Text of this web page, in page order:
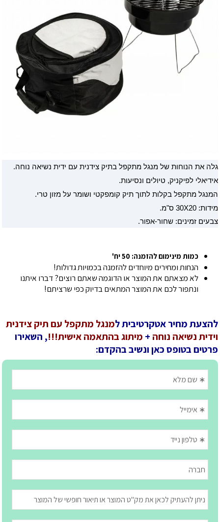
גלה את הנוחות של מנגל מתקפל בתיק צידנית עם ידית נשיאה נוחה.
אידיאלי לפיקניק, טיולים ונסיעות.
המנגל מתקפל בקלות לתוך תיק קומפקטי ושומר על מזון טרי.
מידות:
צבעים זמינים: שחור-אפור.
כמות מינימום להזמנה: 50 יח'
הנחות ומחירים מיוחדים להזמנה בכמויות גדולות!
לא מצאתם את המוצר או הדוגמה שאתם רוצים? דברו איתנו
ונתפור לכם את המוצר המתאים בדיוק כפי שרציתם!
להצעת מחיר אטקרטיבית למנגל מתקפל עם תיק צידנית
וידית נשיאה נוחה + מיתוג בהתאמה אישית!!!, השאירו
פרטים בטופס כאן ונשיב בהקדם: